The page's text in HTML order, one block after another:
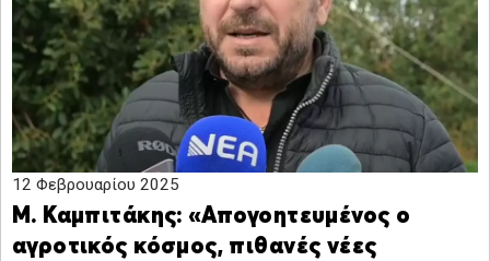
12 Φεβρουαρίου 2025
Μ. Καμπιτάκης: «Απογοητευμένος ο
αγροτικός κόσμος, πιθανές νέες